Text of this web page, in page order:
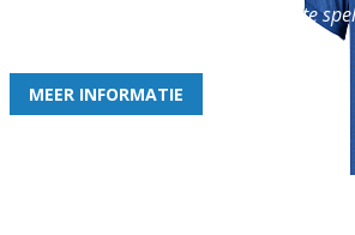
en geniet iedere week van het leukste
MEER INFORMATIE